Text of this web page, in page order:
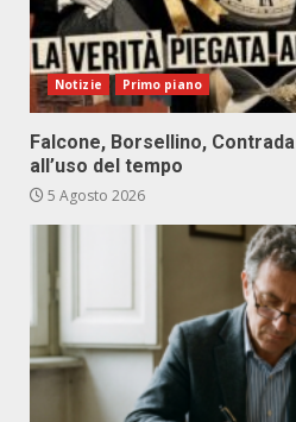
Notizie Primo piano
Falcone, Borsellino,
all’uso del tempo
5 Agosto 2026